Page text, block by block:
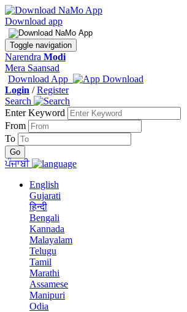
Download app
Toggle navigation
Narendra Modi
Mera Saansad
Download App
Login /Register
Search
Enter Keyword
From
To
ਪੰਜਾਬੀ
English
Gujarati
हिन्दी
Bengali
Kannada
Malayalam
Telugu
Tamil
Marathi
Assamese
Manipuri
Odia